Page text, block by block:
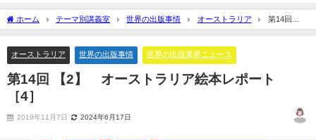
ホーム テーマ別講義室 世界の出版事情 オーストラリア
第14回
【2】 オーストラリア絵本レポート［4］
オーストラリア 世界の出版事情 世界の出版業界ニュース
第14回 【2】 オーストラリア絵本レポート
［4］
2019年11月7日 2024年6月17日